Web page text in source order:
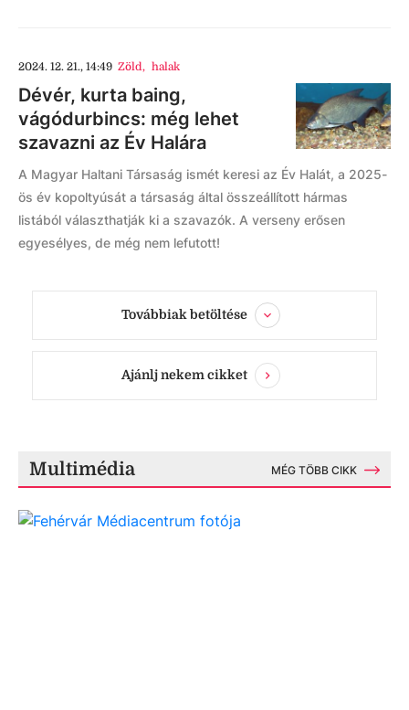
2024. 12. 21., 14:49 Zöld, halak
Dévér, kurta baing,
vágódurbincs: még lehet
szavazni az Év Halára
A Magyar Haltani Társaság ismét keresi az Év Halát, a 2025-
ös év kopoltyúsát a társaság által összeállított hármas
listából választhatják ki a szavazók. A verseny erősen
egyesélyes, de még nem lefutott!
Továbbiak betöltése
Ajánlj nekem cikket
Multimédia MÉG TÖBB CIKK